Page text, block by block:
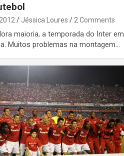
Jéssica Loures 2 Comments
maioria, a temporada do Inter em
Muitos problemas na montagem…